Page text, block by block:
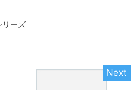
リーズ